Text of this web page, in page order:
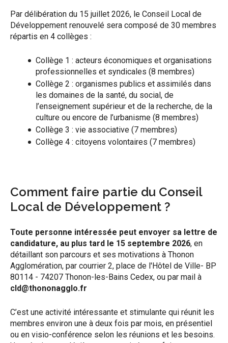
Par délibération du 15 juillet 2026, le Conseil Local de
Développement renouvelé sera composé de 30 membres
répartis en 4 collèges :
Collège 1 : acteurs économiques et organisations
professionnelles et syndicales (8 membres)
Collège 2 : organismes publics et assimilés dans
les domaines de la santé, du social, de
l’enseignement supérieur et de la recherche, de la
culture ou encore de l’urbanisme (8 membres)
Collège 3 : vie associative (7 membres)
Collège 4 : citoyens volontaires (7 membres)
Comment faire partie du Conseil
Local de Développement ?
Toute personne intéressée peut envoyer sa lettre de
candidature, au plus tard le 15 septembre 2026, en
détaillant son parcours et ses motivations à Thonon
Agglomération, par courrier 2, place de l'Hôtel de Ville- BP
80114 - 74207 Thonon-les-Bains Cedex, ou par mail à
cld@thononagglo.fr
C’est une activité intéressante et stimulante qui réunit les
membres environ une à deux fois par mois, en présentiel
ou en visio-conférence selon les réunions et les besoins.